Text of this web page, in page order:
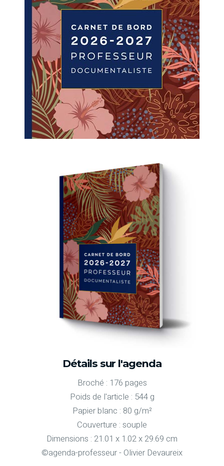
Détails sur l'agenda
Broché : 176 pages
Poids de l'article : 544 g
Papier blanc : 80 g/m²
Couverture : souple
Dimensions : 21.01 x 1.02 x 29.69 cm
©agenda-professeur - Olivier Devaureix